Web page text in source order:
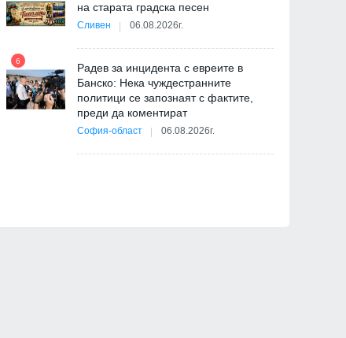
на старата градска песен
Сливен 06.08.2026г.
6
Радев за инцидента с евреите в
Банско: Нека чуждестранните
политици се запознаят с фактите,
преди да коментират
София-област 06.08.2026г.